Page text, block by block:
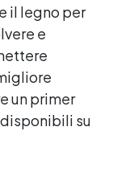
il legno per
e
un primer
su